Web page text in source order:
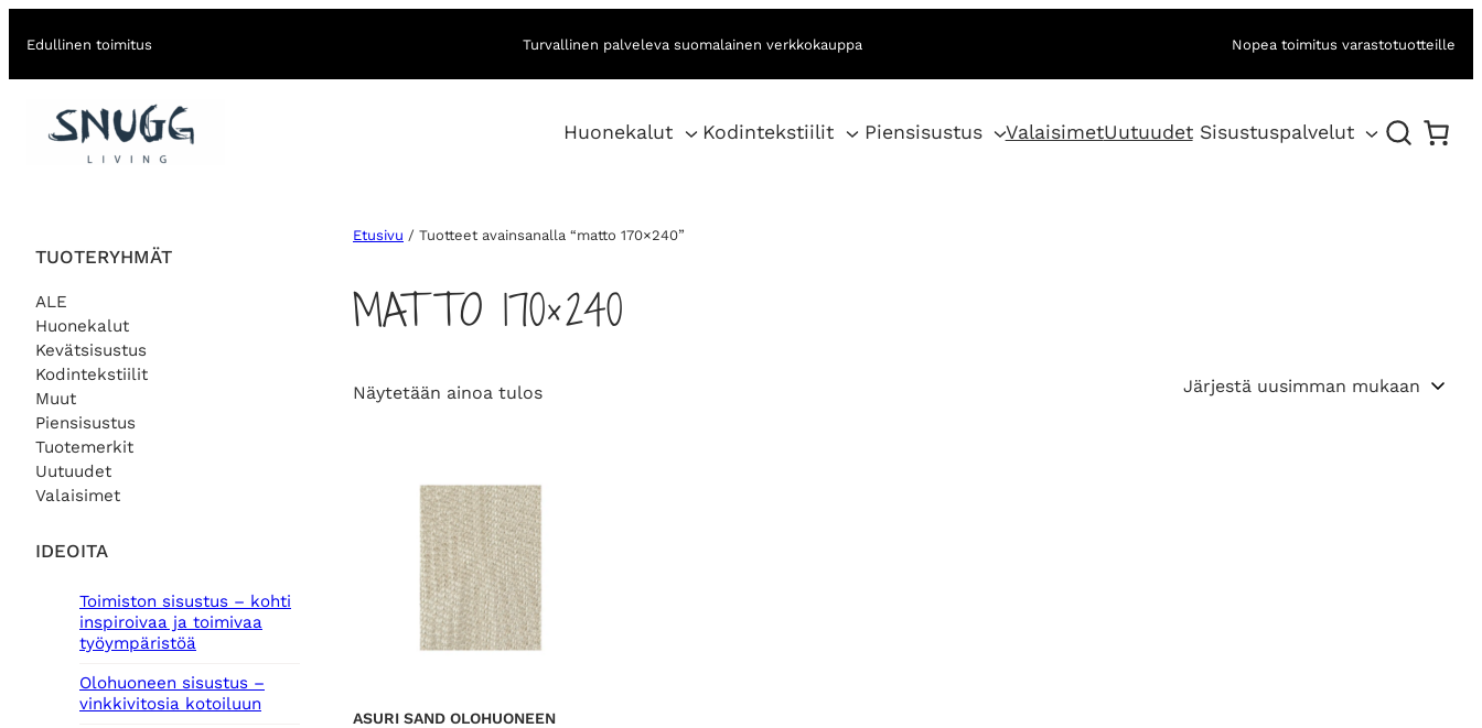
Edullinen toimitus Turvallinen palveleva suomalainen verkkokauppa Nopea toimitus varastotuotteille
Huonekalut Kodintekstiilit Piensisustus ValaisimetUutuudet Sisustuspalvelut
TUOTERYHMÄT
ALE
Huonekalut
Kevätsisustus
Kodintekstiilit
Muut
Piensisustus
Tuotemerkit
Uutuudet
Valaisimet
IDEOITA
Toimiston sisustus – kohti
inspiroivaa ja toimivaa
työympäristöä
Olohuoneen sisustus –
vinkkivitosia kotoiluun
Etusivu / Tuotteet avainsanalla “matto 170×240”
MATTO 170×240
Näytetään ainoa tulos
ASURI SAND OLOHUONEEN